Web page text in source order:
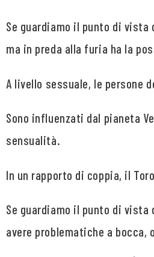
Se guardiamo il punto di
ma in preda alla furia ha la
A livello sessuale, le persone
Sono influenzati dal pianeta
sensualità.
In un rapporto di coppia, il
Se guardiamo il punto di vista
avere problematiche a bocca,